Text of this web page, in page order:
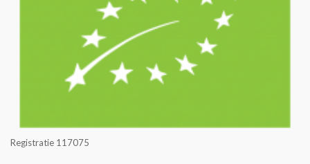
Registratie 117075